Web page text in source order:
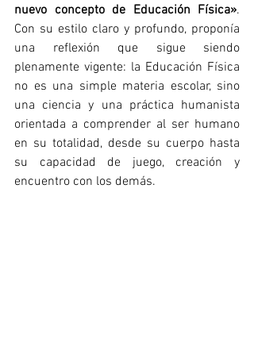
nuevo concepto de Educación Física».
Con su estilo claro y profundo, proponía
una reflexión que sigue siendo
plenamente vigente: la Educación Física
no es una simple materia escolar, sino
una ciencia y una práctica humanista
orientada a comprender al ser humano
en su totalidad, desde su cuerpo hasta
su capacidad de juego, creación y
encuentro con los demás.